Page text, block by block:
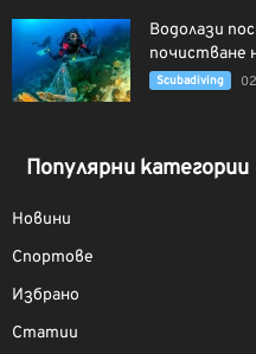
Водолази
почистване
Scubadiving
Популярни категории
Новини
Спортове
Избрано
Статии